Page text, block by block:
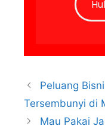
Peluang
Tersembunyi di
Mau Pakai